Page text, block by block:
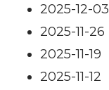
2025-12-03
2025-11-26
2025-11-19
2025-11-12